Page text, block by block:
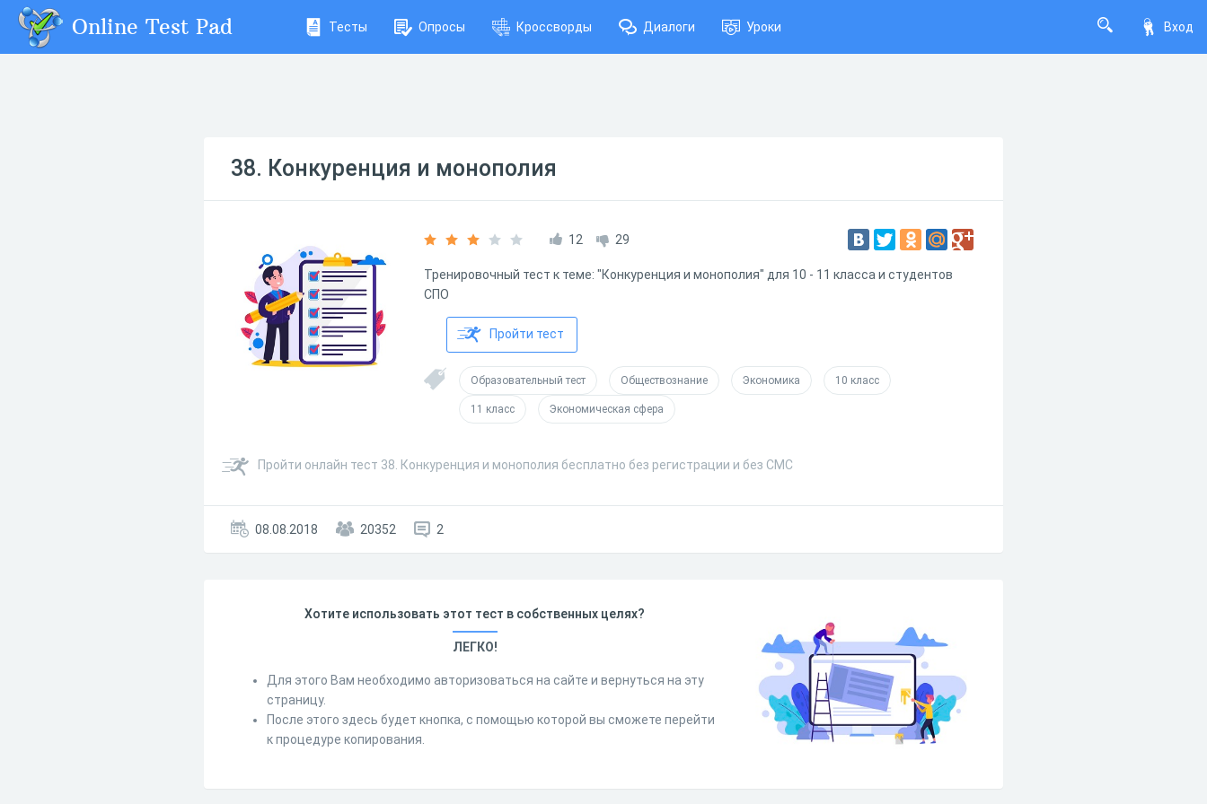
Вход
Online Test Pad Тесты Опросы Кроссворды Диалоги Уроки
38. Конкуренция и монополия
12 29
Тренировочный тест к теме: "Конкуренция и монополия" для 10 - 11 класса и студентов
СПО
Пройти тест
Образовательный тест Обществознание Экономика 10 класс
11 класс Экономическая сфера
Пройти онлайн тест 38. Конкуренция и монополия бесплатно без регистрации и без СМС
08.08.2018 20352 2
Хотите использовать этот тест в собственных целях?
ЛЕГКО!
Для этого Вам необходимо авторизоваться на сайте и вернуться на эту
страницу.
После этого здесь будет кнопка, с помощью которой вы сможете перейти
к процедуре копирования.